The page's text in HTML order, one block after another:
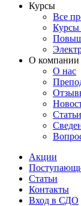
Курсы
Все
Курсы
О компании
О нас
Статьи
Акции
Статьи
Контакты
Вход в СДО